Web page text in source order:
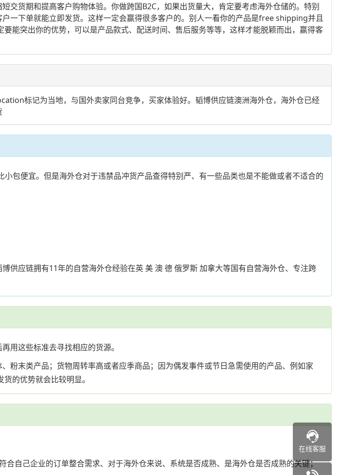
交货期和提高客户购物体验。你做跨国B2C，如果出货量大，肯定要考虑海外仓储的。特别
一下单就能立即发货。这样一定会赢得很多客户的。别人一看你的产品是free shipping并且
能突出你的优势，可以是产品款式、配送时间、售后服务等等，这样才能脱颖而出，赢得客
标记为当地，与国外卖家同台竞争，买家体验好。韬博供应链澳洲海外仓，海外仓已经
包便宜。但是海外仓对于违禁品冲货产品查得特别严、有一些品类也是不能做或者不适合的
供应链拥有11年的自营海外仓经验在英 美 澳 德 俄罗斯 加拿大等国有自营海外仓、专注跨
用这些标准去寻找相应的货源。
粉末类产品；货物周转率高或者应季商品；因为偶发事件或节日急需使用的产品、例如家
的优势就会比较明显。
自己企业的订单整合需求、对于海外仓来说、系统是否成熟、是海外仓是否成熟的关键；
在线客服